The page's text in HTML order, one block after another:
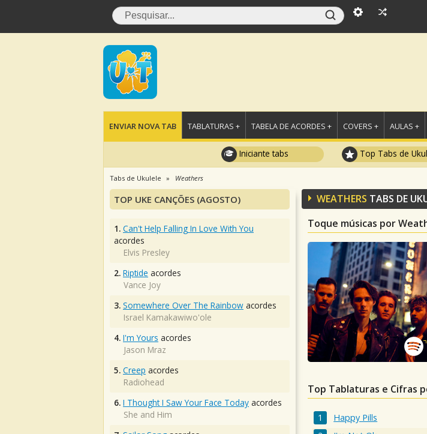
ENVIAR NOVA TAB TABLATURAS + TABELA DE ACORDES + COVERS + AULAS +
Iniciante tabs Top Tabs de
Tabs de Ukulele Weathers
WEATHERS TABS DE
Toque músicas por
Top Tablaturas e Cifras
Happy Pills
TOP UKE CANÇÕES (AGOSTO)
1. Can't Help Falling In Love With You
acordes
Elvis Presley
2. Riptide acordes
Vance Joy
3. Somewhere Over The Rainbow acordes
Israel Kamakawiwo'ole
4. I'm Yours acordes
Jason Mraz
5. Creep acordes
Radiohead
6. I Thought I Saw Your Face Today acordes
She and Him